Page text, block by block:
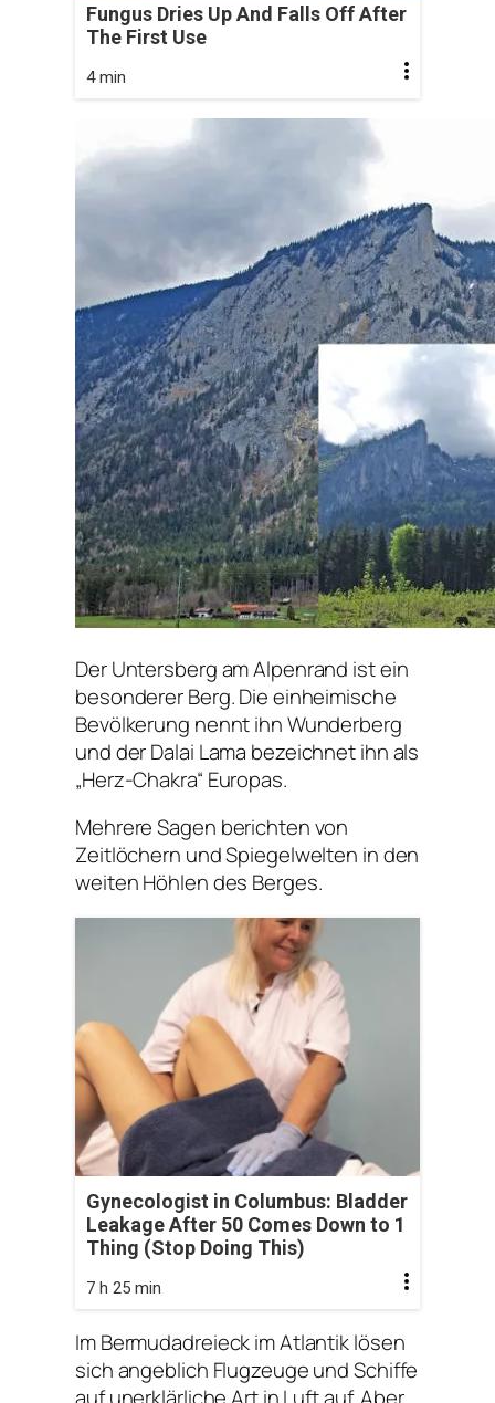
Fungus Dries Up And Falls Off After
The First Use
4 min
Der Untersberg am Alpenrand ist ein
besonderer Berg. Die einheimische
Bevölkerung nennt ihn Wunderberg
und der Dalai Lama bezeichnet ihn als
„Herz-Chakra“ Europas.
Mehrere Sagen berichten von
Zeitlöchern und Spiegelwelten in den
weiten Höhlen des Berges.
Gynecologist in Columbus: Bladder
Leakage After 50 Comes Down to 1
Thing (Stop Doing This)
7 h 25 min
Im Bermudadreieck im Atlantik lösen
sich angeblich Flugzeuge und Schiffe